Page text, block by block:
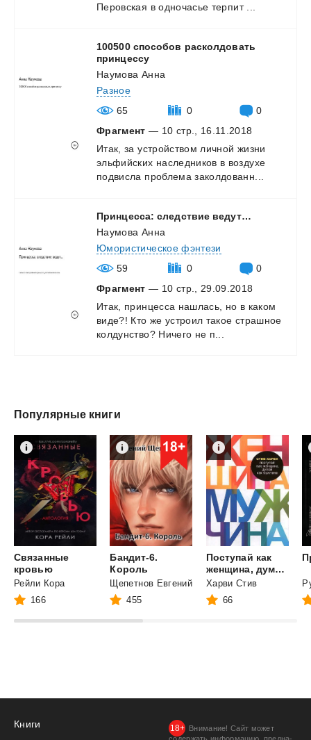
Перовская в одночасье терпит
100500 способов расколдовать
принцессу
Наумова Анна
Разное
65
0
0
Фрагмент — 10 стр., 16.11.2018
Итак, за устройством личной жизни
эльфийских наследников в воздухе
подвисла проблема заколдованн...
Принцесса: следствие ведут…
Наумова Анна
Юмористическое фэнтези
59
0
0
Фрагмент — 10 стр., 29.09.2018
Итак,
принцесса нашлась, но в каком
виде?! Кто же устроил такое страшное
колдунство? Ничего не п...
Популярные книги
Связанные
кровью
Рейли Кора
166
Бандит-6.
Король
Щепетнов Евгений
455
Поступай как
женщина, думай как мужчина
Харви Стив
66
Книги
Внимание! Сайт может